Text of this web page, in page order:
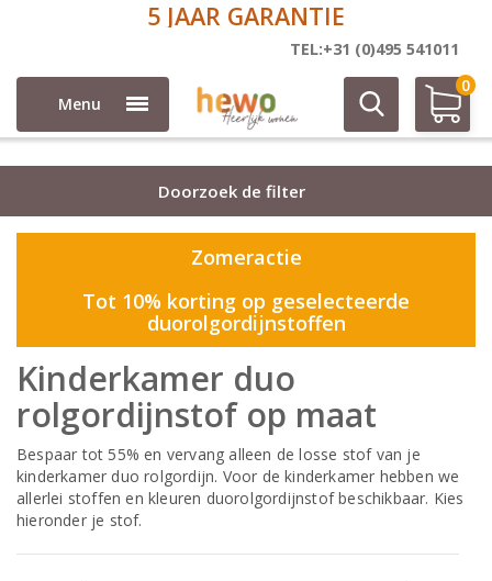
5 JAAR GARANTIE
TEL:+31 (0)495 541011
Menu
0
Duo rolgordijn stoffen
Doorzoek de filter
Zomeractie
Tot 10% korting op geselecteerde
duorolgordijnstoffen
Kinderkamer duo
rolgordijnstof op maat
Bespaar tot 55% en vervang alleen de losse stof van je
kinderkamer duo rolgordijn. Voor de kinderkamer hebben we
allerlei stoffen en kleuren duorolgordijnstof beschikbaar. Kies
hieronder je stof.